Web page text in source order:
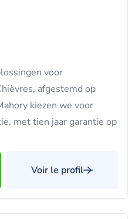
voor
afgestemd op
kiezen we voor
met tien jaar garantie op
Voir le profil